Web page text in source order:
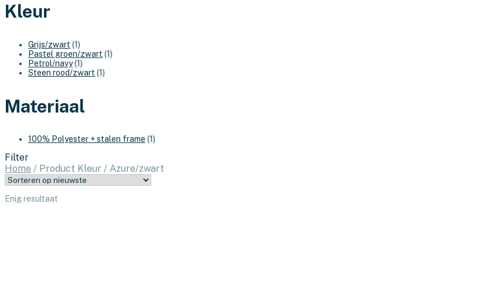
Kleur
Grijs/zwart (1)
Pastel groen/zwart (1)
Petrol/navy(1)
Steen rood/zwart (1)
Materiaal
100% Polyester + stalen frame (1)
Filter
Home / Product Kleur / Azure/zwart
Enig resultaat